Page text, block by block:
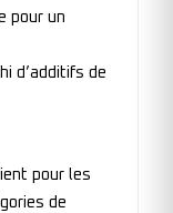
pour un
d’additifs de
pour les
de